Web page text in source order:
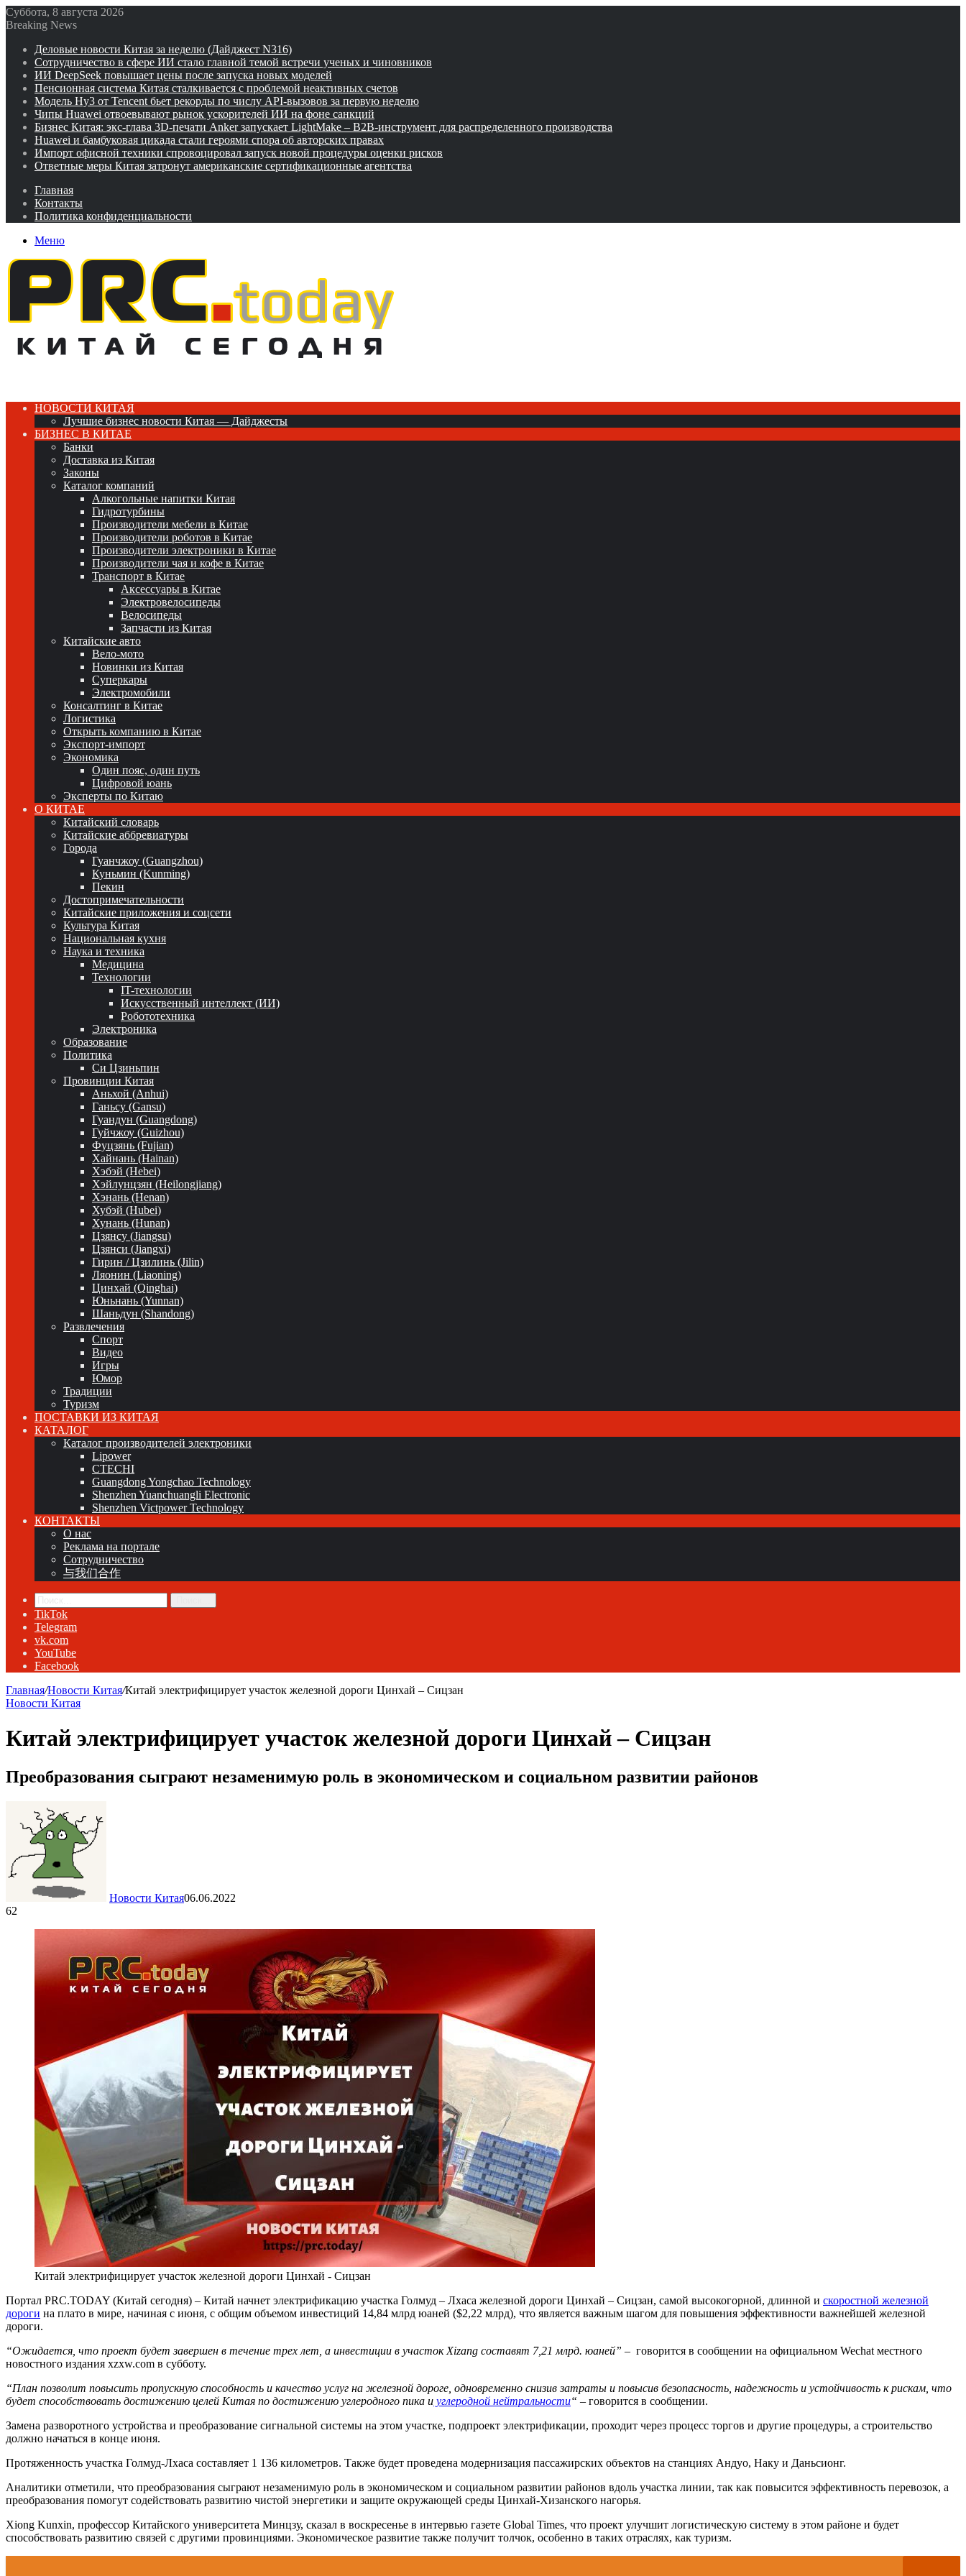
Суббота, 8 августа 2026
Breaking News
Деловые новости Китая за неделю (Дайджест N316)
Сотрудничество в сфере ИИ стало главной темой встречи ученых и чиновников
ИИ DeepSeek повышает цены после запуска новых моделей
Пенсионная система Китая сталкивается с проблемой неактивных счетов
Модель Hy3 от Tencent бьет рекорды по числу API-вызовов за первую неделю
Чипы Huawei отвоевывают рынок ускорителей ИИ на фоне санкций
Бизнес Китая: экс-глава 3D-печати Anker запускает LightMake – B2B-инструмент для распределенного производства
Huawei и бамбуковая цикада стали героями спора об авторских правах
Импорт офисной техники спровоцировал запуск новой процедуры оценки рисков
Ответные меры Китая затронут американские сертификационные агентства
Главная
Контакты
Политика конфиденциальности
Меню
НОВОСТИ КИТАЯ
Лучшие бизнес новости Китая — Дайджесты
БИЗНЕС В КИТАЕ
Банки
Доставка из Китая
Законы
Каталог компаний
Алкогольные напитки Китая
Гидротурбины
Производители мебели в Китае
Производители роботов в Китае
Производители электроники в Китае
Производители чая и кофе в Китае
Транспорт в Китае
Аксессуары в Китае
Электровелосипеды
Велосипеды
Запчасти из Китая
Китайские авто
Вело-мото
Новинки из Китая
Суперкары
Электромобили
Консалтинг в Китае
Логистика
Открыть компанию в Китае
Экспорт-импорт
Экономика
Один пояс, один путь
Цифровой юань
Эксперты по Китаю
О КИТАЕ
Китайский словарь
Китайские аббревиатуры
Города
Гуанчжоу (Guangzhou)
Куньмин (Kunming)
Пекин
Достопримечательности
Китайские приложения и соцсети
Культура Китая
Национальная кухня
Наука и техника
Медицина
Технологии
IT-технологии
Искусственный интеллект (ИИ)
Робототехника
Электроника
Образование
Политика
Си Цзиньпин
Провинции Китая
Аньхой (Anhui)
Ганьсу (Gansu)
Гуандун (Guangdong)
Гуйчжоу (Guizhou)
Фуцзянь (Fujian)
Хайнань (Hainan)
Хэбэй (Hebei)
Хэйлунцзян (Heilongjiang)
Хэнань (Henan)
Хубэй (Hubei)
Хунань (Hunan)
Цзянсу (Jiangsu)
Цзянси (Jiangxi)
Гирин / Цзилинь (Jilin)
Ляонин (Liaoning)
Цинхай (Qinghai)
Юньнань (Yunnan)
Шаньдун (Shandong)
Развлечения
Спорт
Видео
Игры
Юмор
Традиции
Туризм
ПОСТАВКИ ИЗ КИТАЯ
КАТАЛОГ
Каталог производителей электроники
Lipower
CTECHI
Guangdong Yongchao Technology
Shenzhen Yuanchuangli Electronic
Shenzhen Victpower Technology
КОНТАКТЫ
О нас
Реклама на портале
Сотрудничество
与我们合作
TikTok
Telegram
vk.com
YouTube
Facebook
Главная/Новости Китая/Китай электрифицирует участок железной дороги Цинхай – Сицзан
Новости Китая
Китай электрифицирует участок железной дороги Цинхай – Сицзан
Преобразования сыграют незаменимую роль в экономическом и социальном развитии районов
Новости Китая06.06.2022
62
Китай электрифицирует участок железной дороги Цинхай - Сицзан
Портал PRC.TODAY (Китай сегодня) – Китай начнет электрификацию участка Голмуд – Лхаса железной дороги Цинхай – Сицзан, самой высокогорной, длинной и скоростной железной
дороги на плато в мире, начиная с июня, с общим объемом инвестиций 14,84 млрд юаней ($2,22 млрд), что является важным шагом для повышения эффективности важнейшей железной
дороги.
“Ожидается, что проект будет завершен в течение трех лет, а инвестиции в участок Xizang составят 7,21 млрд. юаней” – говорится в сообщении на официальном Wechat местного
новостного издания xzxw.com в субботу.
“План позволит повысить пропускную способность и качество услуг на железной дороге, одновременно снизив затраты и повысив безопасность, надежность и устойчивость к рискам, что
будет способствовать достижению целей Китая по достижению углеродного пика и углеродной нейтральности“ – говорится в сообщении.
Замена разворотного устройства и преобразование сигнальной системы на этом участке, подпроект электрификации, проходит через процесс торгов и другие процедуры, а строительство
должно начаться в конце июня.
Протяженность участка Голмуд-Лхаса составляет 1 136 километров. Также будет проведена модернизация пассажирских объектов на станциях Андуо, Наку и Даньсионг.
Аналитики отметили, что преобразования сыграют незаменимую роль в экономическом и социальном развитии районов вдоль участка линии, так как повысится эффективность перевозок, а
преобразования помогут содействовать развитию чистой энергетики и защите окружающей среды Цинхай-Хизанского нагорья.
Xiong Kunxin, профессор Китайского университета Минцзу, сказал в воскресенье в интервью газете Global Times, что проект улучшит логистическую систему в этом районе и будет
способствовать развитию связей с другими провинциями. Экономическое развитие также получит толчок, особенно в таких отраслях, как туризм.